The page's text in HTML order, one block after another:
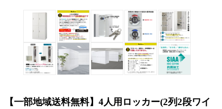
【一部地域送料無料】4人用ロッカー(2列2段ワイ